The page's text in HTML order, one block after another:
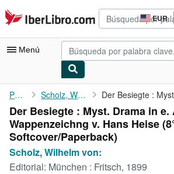
Pasar al contenido principal
IberLibro.com EUR
de
compra
del
Menú
Mi cuenta
Consultar mis pedidos
Búsqueda avanzada
Colecciones
Portada Scholz, Wilhelm von:
Der Besiegte : Myst. Drama in
Wappenzeichng v. Hans Heise
Softcover/Paperback)
Scholz, Wilhelm von:
Editorial: München : Fritsch, 1899